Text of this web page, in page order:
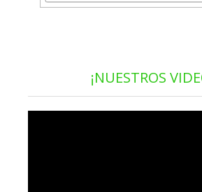
¡NUESTROS